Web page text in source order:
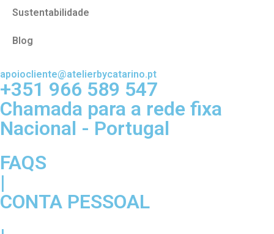
Sustentabilidade
Blog
apoiocliente@atelierbycatarino.pt
+351 966 589 547
Chamada para a rede fixa
Nacional - Portugal
FAQS
|
CONTA PESSOAL